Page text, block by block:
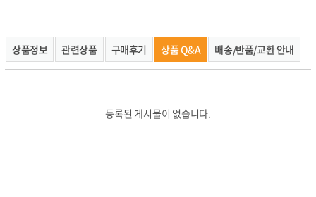
상품정보 관련상품 구매후기 상품 Q&A 배송/반품/교환 안내